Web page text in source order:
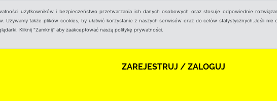
użytkowników i bezpieczeństwo przetwarzania ich danych osobowych oraz stosuje odpowiednie
Używamy także plików cookies, by ułatwić korzystanie z naszych serwisów oraz do celów statystycznych.Jeśli nie
Kliknij "Zamknij" aby zaakceptować naszą politykę prywatności.
ZAREJESTRUJ / ZALOGUJ